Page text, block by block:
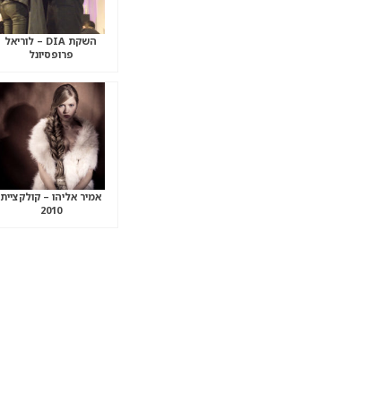
השקת DIA – לוריאל
פרופסיונל
אמיר אליהו – קולקציית
2010